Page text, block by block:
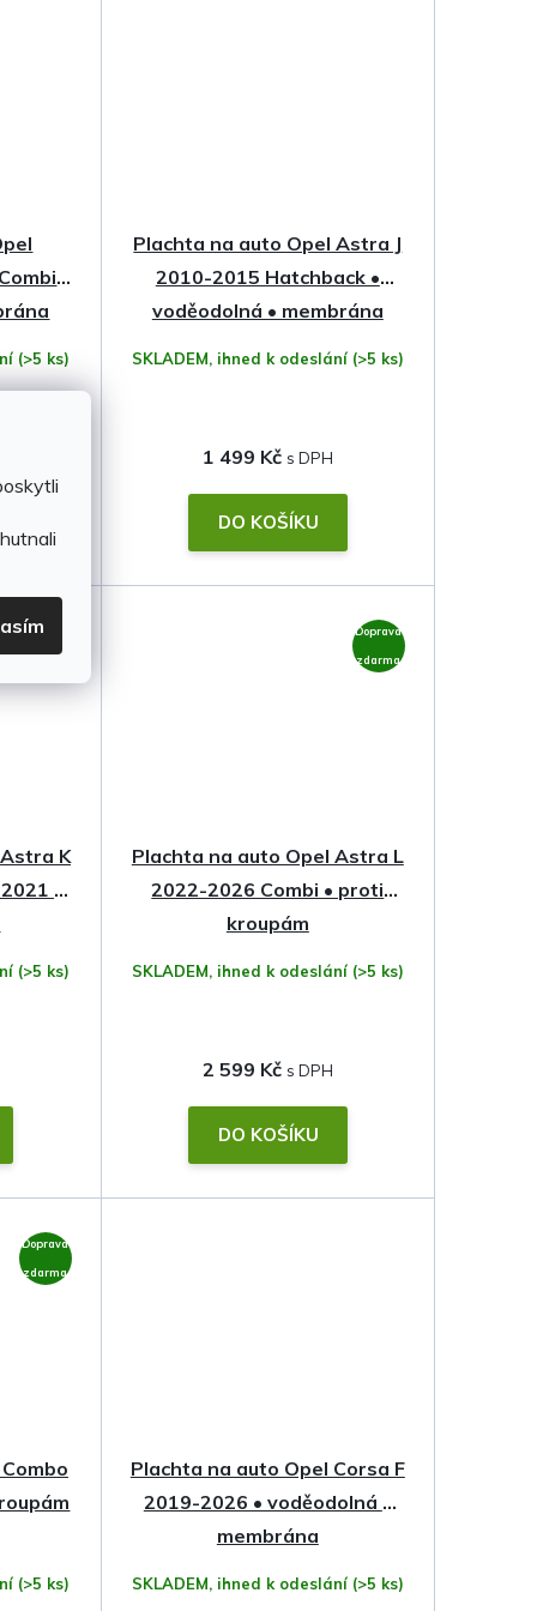
•
(>5 ks)
Plachta na auto Opel Astra J
2010-2015 Hatchback •
voděodolná • membrána
SKLADEM, ihned k odeslání (>5 ks)
1 499 Kč
DO KOŠÍKU
Doprava
K
•
(>5 ks)
Doprava
zdarma
Plachta na auto Opel Astra L
2022-2026 Combi • proti
kroupám
SKLADEM, ihned k odeslání (>5 ks)
2 599 Kč
DO KOŠÍKU
Doprava
zdarma
(>5 ks)
Plachta na auto Opel Corsa F
2019-2026 • voděodolná •
membrána
SKLADEM, ihned k odeslání (>5 ks)